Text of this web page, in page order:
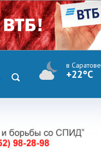
в Саратове
+22°C